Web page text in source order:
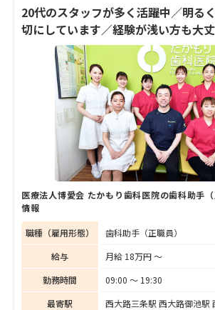
聞いた。
同院。歯科医師や歯科
付スタッフなど、多く
がら、患者さんの診療
によるチーム連携が魅力
長も専門性や得意分野
タッフと働く中で「日
らっています」とにっこ
は、プライベートでは2
にも奮闘中とのこと。取
の魅力やスタッフの人柄
く聞きました。
20代のスタッフが多く活躍中／明る
切にしています／経験が浅い方も大
スタッフみんなで教育！
医療法人博愛会 たかもり歯科医院の歯科助手
情報
職種（雇用形態）
歯科助手（正職員）
給与
月給 18万円 〜
勤務時間
09:00 〜 19:30
最寄駅
西大路三条駅 西大路御池駅